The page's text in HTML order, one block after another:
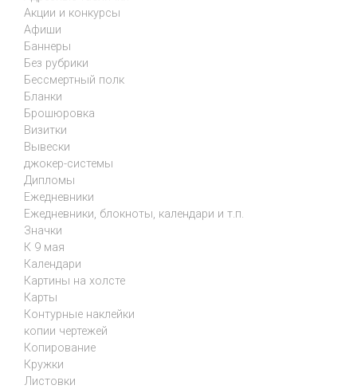
Акции и конкурсы
Афиши
Баннеры
Без рубрики
Бессмертный полк
Бланки
Брошюровка
Визитки
Вывески
джокер-системы
Дипломы
Ежедневники
Ежедневники, блокноты, календари и т.п.
Значки
К 9 мая
Календари
Картины на холсте
Карты
Контурные наклейки
копии чертежей
Копирование
Кружки
Листовки